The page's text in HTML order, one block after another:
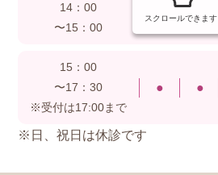
14：00
〜15：00
15：00
〜17：30
※受付は17:00まで
● ●
※日、祝日は休診です
スクロールできます